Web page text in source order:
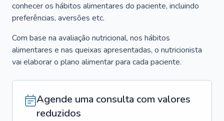
conhecer os hábitos alimentares do paciente, incluindo
preferências, aversões etc.
Com base na avaliação nutricional, nos hábitos
alimentares e nas queixas apresentadas, o nutricionista
vai elaborar o plano alimentar para cada paciente.
Agende uma consulta com valores
reduzidos